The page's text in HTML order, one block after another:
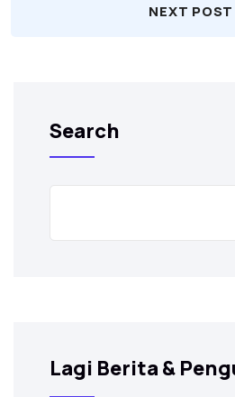
NEXT POST
Search
Lagi Berita &